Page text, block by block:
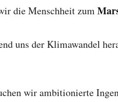
die Menschheit zum
uns der Klimawandel
wir ambitionierte